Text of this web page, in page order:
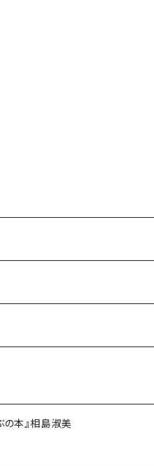
の本』相島淑美